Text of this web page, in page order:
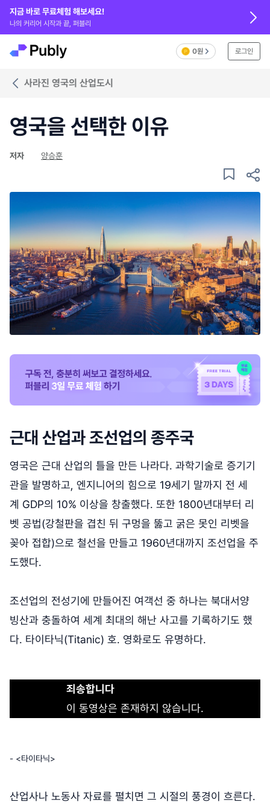
지금 바로 무료체험 해보세요!
나의 커리어 시작과 끝, 퍼블리
0원 로그인
사라진 영국의 산업도시
영국을 선택한 이유
저자 양승훈
근대 산업과 조선업의 종주국
영국은 근대 산업의 틀을 만든 나라다. 과학기술로 증기기
관을 발명하고, 엔지니어의 힘으로 19세기 말까지 전 세
계 GDP의 10% 이상을 창출했다. 또한 1800년대부터 리
벳 공법(강철판을 겹친 뒤 구멍을 뚫고 굵은 못인 리벳을
꽂아 접합)으로 철선을 만들고 1960년대까지 조선업을 주
도했다.
조선업의 전성기에 만들어진 여객선 중 하나는 북대서양
빙산과 충돌하여 세계 최대의 해난 사고를 기록하기도 했
다. 타이타닉(Titanic) 호. 영화로도 유명하다.
죄송합니다
이 동영상은 존재하지 않습니다.
- <타이타닉>
산업사나 노동사 자료를 펼치면 그 시절의 풍경이 흐른다.